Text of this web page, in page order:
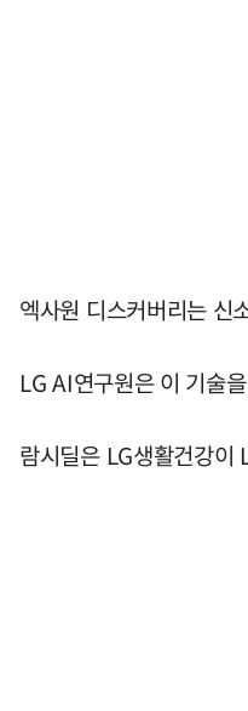
엑사원 디스커버리는
LG AI연구원은 이 기술
람시딜은 LG생활건강이